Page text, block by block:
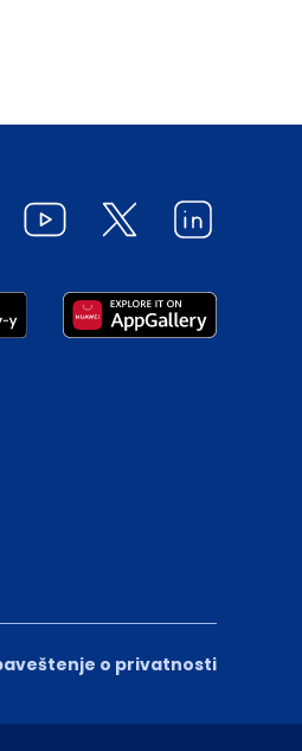
o privatnosti